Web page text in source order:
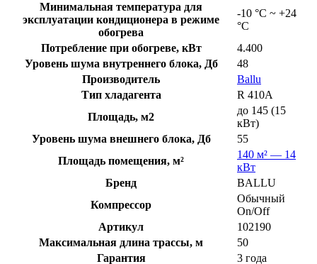
Минимальная температура для
эксплуатации кондиционера в режиме
обогрева
-10 °C ~ +24
°C
Потребление при обогреве, кВт
4.400
Уровень шума внутреннего блока, Дб
48
Производитель
Ballu
Тип хладагента
R 410A
Площадь, м2
до 145 (15
кВт)
Уровень шума внешнего блока, Дб
55
Площадь помещения, м²
140 м² — 14
кВт
Бренд
BALLU
Компрессор
Обычный
On/Off
Артикул
102190
Максимальная длина трассы, м
50
Гарантия
3 года